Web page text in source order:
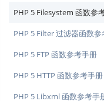
PHP 5 Filesystem 函数参
PHP 5 Filter 过滤器函数
PHP 5 FTP 函数参考手册
PHP 5 HTTP 函数参考手册
PHP 5 Libxml 函数参考手